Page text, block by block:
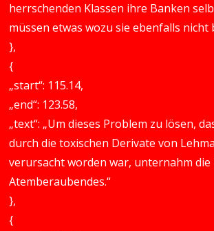
herrschenden Klassen ihre Banken
müssen etwas wozu sie ebenfalls nicht
},
{
„start“: 115.14,
„end“: 123.58,
„text“: „Um dieses Problem zu lösen,
durch die toxischen Derivate von
verursacht worden war, unternahm die
Atemberaubendes.“
},
{